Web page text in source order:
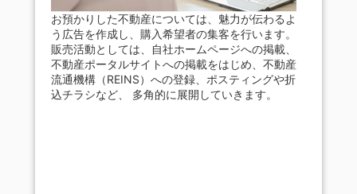
お預かりした不動産については、魅力が伝わるよ
う広告を作成し、購入希望者の集客を行います。
販売活動としては、自社ホームページへの掲載、
不動産ポータルサイトへの掲載をはじめ、不動産
流通機構（REINS）への登録、ポスティングや折
込チラシなど、 多角的に展開していきます。